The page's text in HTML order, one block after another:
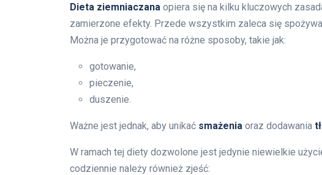
Dieta ziemniaczana opiera się na kilku kluczowych
zamierzone efekty. Przede wszystkim zaleca się
Można je przygotować na różne sposoby, takie jak:
gotowanie,
pieczenie,
duszenie.
Ważne jest jednak, aby unikać smażenia oraz dodawania
W ramach tej diety dozwolone jest jedynie niewielkie
codziennie należy również zjeść: